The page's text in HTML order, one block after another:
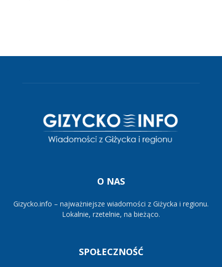
O NAS
Gizycko.info – najważniejsze wiadomości z Giżycka i regionu.
Lokalnie, rzetelnie, na bieżąco.
SPOŁECZNOŚĆ